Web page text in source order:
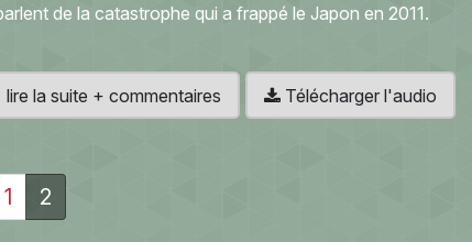
de la catastrophe qui a frappé le Japon en 2011.
lire la suite + commentaires Télécharger l'audio
1 2